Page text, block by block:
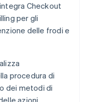
integra Checkout
per gli
delle frodi e
procedura di
dei metodi di